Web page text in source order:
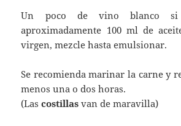
Un poco de vino blanco
aproximadamente 100 ml de
virgen, mezcle hasta emulsionar.
Se recomienda marinar la carne y
menos una o dos horas.
(Lascostillas van de maravilla)